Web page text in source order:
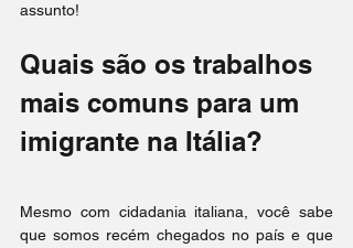
assunto!
Quais são os trabalhos
mais comuns para um
imigrante na Itália?
Mesmo com cidadania italiana, você sabe
que somos recém chegados no país e que